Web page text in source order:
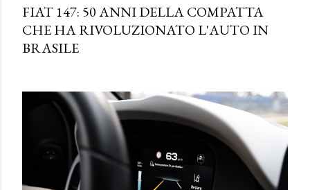
FIAT 147: 50 ANNI DELLA COMPATTA
CHE HA RIVOLUZIONATO L'AUTO IN
BRASILE